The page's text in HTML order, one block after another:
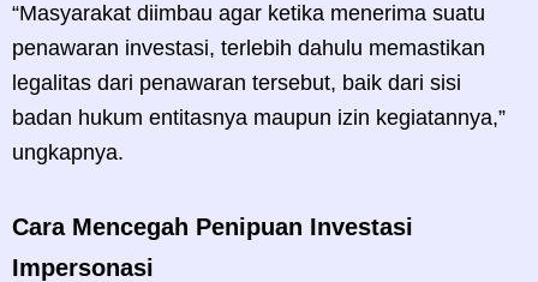
“Masyarakat diimbau agar ketika menerima suatu
penawaran investasi, terlebih dahulu memastikan
legalitas dari penawaran tersebut, baik dari sisi
badan hukum entitasnya maupun izin kegiatannya,”
ungkapnya.
Cara Mencegah Penipuan Investasi
Impersonasi